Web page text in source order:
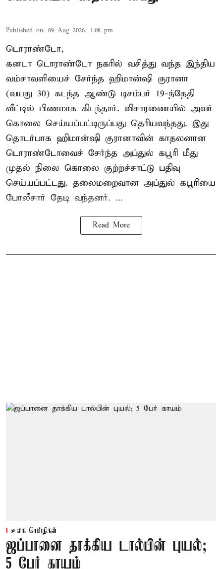
Published on: 09 Aug 2026, 1:08 pm
டொராண்டோ,
கனடா டொராண்டோ நகரில் வசித்து வந்த இந்திய
வம்சாவளியைச் சேர்ந்த ஹிமான்ஷி குரானா
(வயது 30) கடந்த ஆண்டு டிசம்பர் 19-ந்தேதி
வீட்டில் பிணமாக கிடந்தார். விசாரணையில் அவர்
கொலை செய்யப்பட்டிருப்பது தெரியவந்தது. இது
தொடர்பாக ஹிமான்ஷி குரானாவின் காதலனான
டொராண்டோவைச் சேர்ந்த அப்துல் கபூரி மீது
முதல் நிலை கொலை குற்றச்சாட்டு பதிவு
செய்யப்பட்டது. தலைமறைவான அப்துல் கபூரியை
போலீசார் தேடி வந்தனர். ...
Read More
உலக செய்திகள்
ஜப்பானை தாக்கிய டால்பின் புயல்;
5 பேர் காயம்